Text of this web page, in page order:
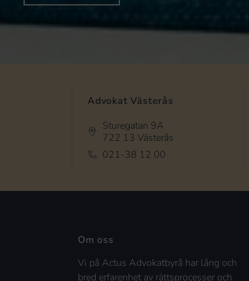
Advokat Västerås
Sturegatan 9A
722 13 Västerås
021-38 12 00
Om oss
Vi på Actus Advokatbyrå har lång och
bred erfarenhet av rättsprocesser och